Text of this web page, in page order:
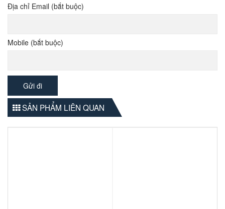
Địa chỉ Email (bắt buộc)
Mobile (bắt buộc)
SẢN PHẨM LIÊN QUAN